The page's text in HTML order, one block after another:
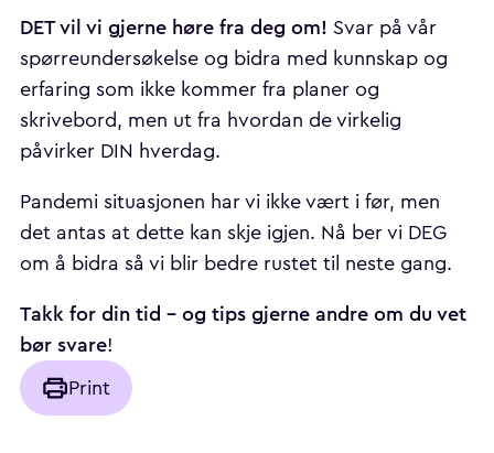
DET vil vi gjerne høre fra deg om! Svar på vår
spørreundersøkelse og bidra med kunnskap og
erfaring som ikke kommer fra planer og
skrivebord, men ut fra hvordan de virkelig
påvirker DIN hverdag.
Pandemi situasjonen har vi ikke vært i før, men
det antas at dette kan skje igjen. Nå ber vi DEG
om å bidra så vi blir bedre rustet til neste gang.
Takk for din tid – og tips gjerne andre om du vet
bør svare!
Print